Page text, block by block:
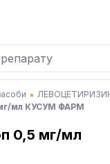
мл КУСУМ ФАРМ
0,5 мг/мл